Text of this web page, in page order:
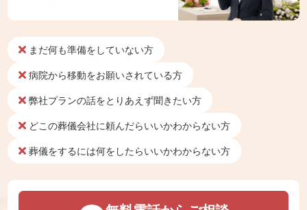
まだ何も準備をしていない方
病院から移動をお願いされている方
弊社プランの話をとりあえず聞きたい方
どこの葬儀会社に頼んだらいいかわからない方
葬儀をするには何をしたらいいかわからない方